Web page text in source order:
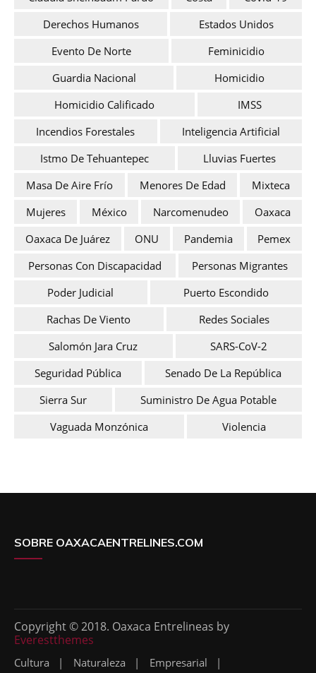
Derechos Humanos
Estados Unidos
Evento De Norte
Feminicidio
Guardia Nacional
Homicidio
Homicidio Calificado
IMSS
Incendios Forestales
Inteligencia Artificial
Istmo De Tehuantepec
Lluvias Fuertes
Masa De Aire Frío
Menores De Edad
Mixteca
Mujeres
México Narcomenudeo
Oaxaca
Oaxaca De Juárez
ONU Pandemia
Pemex
Personas Con Discapacidad
Personas Migrantes
Poder Judicial
Puerto Escondido
Rachas De Viento
Redes Sociales
Salomón Jara Cruz
SARS-CoV-2
Seguridad Pública
Senado De La República
Sierra Sur
Suministro De Agua Potable
Vaguada Monzónica
Violencia
SOBRE OAXACAENTRELINES.COM
Copyright © 2018. Oaxaca Entrelineas by
Everestthemes
Cultura Naturaleza Empresarial